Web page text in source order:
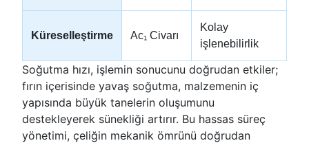
Küreselleştirme Ac₁ Civarı
Kolay
işlenebilirlik
Soğutma hızı, işlemin sonucunu doğrudan etkiler;
fırın içerisinde yavaş soğutma, malzemenin iç
yapısında büyük tanelerin oluşumunu
destekleyerek sünekliği artırır. Bu hassas süreç
yönetimi, çeliğin mekanik ömrünü doğrudan